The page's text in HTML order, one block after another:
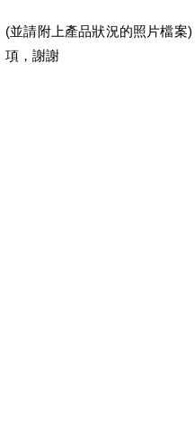
(並請附上產品狀況的照片檔案
項，謝謝